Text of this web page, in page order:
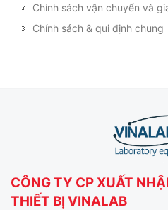
Chính sách vận chuyển và
Chính sách & qui định chung
CÔNG TY CP XUẤT
THIẾT BỊ VINALAB